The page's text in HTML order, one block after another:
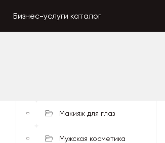
Бизнес-услуги каталог
Макияж для глаз
Мужская косметика